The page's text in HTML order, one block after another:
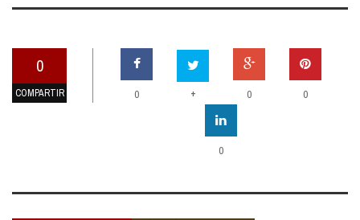
0
COMPARTIR 0 + 0 0
0